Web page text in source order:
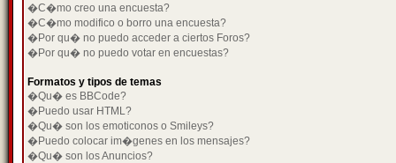
�C�mo creo una encuesta?
�C�mo modifico o borro una encuesta?
�Por qu� no puedo acceder a ciertos Foros?
�Por qu� no puedo votar en encuestas?
Formatos y tipos de temas
�Qu� es BBCode?
�Puedo usar HTML?
�Qu� son los emoticonos o Smileys?
�Puedo colocar im�genes en los mensajes?
�Qu� son los Anuncios?